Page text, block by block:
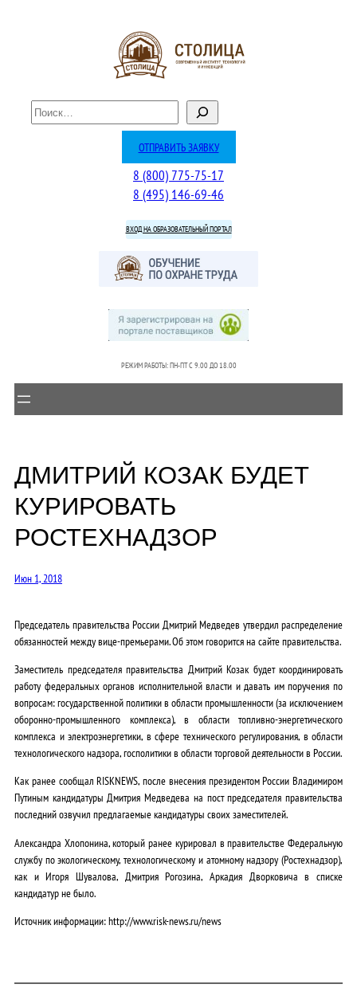
П
о
ОТПРАВИТЬ ЗАЯВКУ
8 (800) 775-75-17
8 (495) 146-69-46
ВХОД НА ОБРАЗОВАТЕЛЬНЫЙ ПОРТАЛ
РЕЖИМ РАБОТЫ: ПН-ПТ C 9.00 ДО 18.00
ДМИТРИЙ КОЗАК БУДЕТ
КУРИРОВАТЬ
РОСТЕХНАДЗОР
Июн 1, 2018
Председатель правительства России Дмитрий Медведев утвердил распределение
обязанностей между вице-премьерами. Об этом говорится на сайте правительства.
Заместитель председателя правительства Дмитрий Козак будет координировать
работу федеральных органов исполнительной власти и давать им поручения по
вопросам: государственной политики в области промышленности (за исключением
оборонно-промышленного комплекса), в области топливно-энергетического
комплекса и электроэнергетики, в сфере технического регулирования, в области
технологического надзора, госполитики в области торговой деятельности в России.
Как ранее сообщал RISKNEWS, после внесения президентом России Владимиром
Путиным кандидатуры Дмитрия Медведева на пост председателя правительства
последний озвучил предлагаемые кандидатуры своих заместителей.
Александра Хлопонина, который ранее курировал в правительстве Федеральную
службу по экологическому, технологическому и атомному надзору (Ростехнадзор),
как и Игоря Шувалова, Дмитрия Рогозина, Аркадия Дворковича в списке
кандидатур не было.
Источник информации: http://www.risk-news.ru/news